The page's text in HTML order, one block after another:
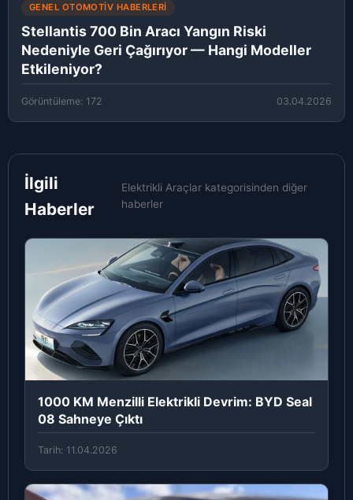
GENEL OTOMOTIV HABERLERI
Stellantis 700 Bin Aracı Yangın Riski
Nedeniyle Geri Çağırıyor — Hangi Modeller
Etkileniyor?
Görüntüleme: 172 03.04.2026
İlgili
Haberler
Elektrikli Araçlar kategorisinden diğer
haberler
1000 KM Menzilli Elektrikli Devrim: BYD Seal
08 Sahneye Çıktı
Tarih: 11.04.2026